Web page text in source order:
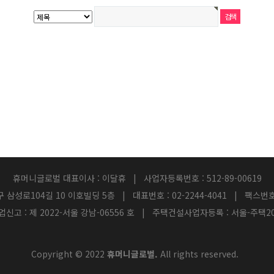
휴머니글로벌 대표이사 : 이달휴 | 사업자등록번호 : 512-89-00619
삼성로104길 10 이호빌딩 5층 | 대표번호 : 02-2244-4041 | 팩스번
신고 : 제 2022-서울 강남-06556 호 | 주택건설사업자등록 : 서울-주택
Copyright © 2022 휴머니글로벌. All rights reserved.